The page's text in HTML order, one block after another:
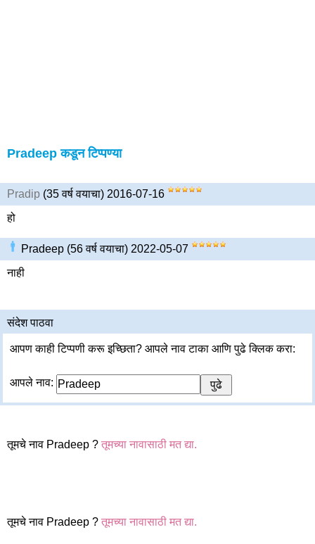
Pradeep कडून टिप्पण्या
Pradip (35 वर्ष वयाचा) 2016-07-16
हो
Pradeep (56 वर्ष वयाचा) 2022-05-07
नाही
संदेश पाठवा
आपण काही टिप्पणी करू इच्छिता? आपले नाव टाका आणि पुढे क्लिक करा:
आपले नाव:
तूमचे नाव Pradeep ? तूमच्या नावासाठी मत द्या.
तूमचे नाव Pradeep ? तूमच्या नावासाठी मत द्या.